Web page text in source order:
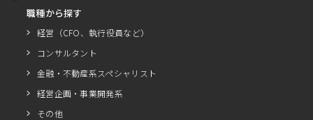
職種から探す
経営（CFO、執行役員など）
コンサルタント
金融・不動産系スペシャリスト
経営企画・事業開発系
その他